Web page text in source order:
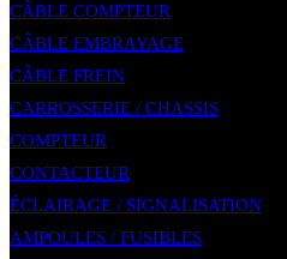
CÂBLE COMPTEUR
CÂBLE EMBRAYAGE
CÂBLE FREIN
CARROSSERIE / CHASSIS
COMPTEUR
CONTACTEUR
ÉCLAIRAGE / SIGNALISATION
AMPOULES / FUSIBLES